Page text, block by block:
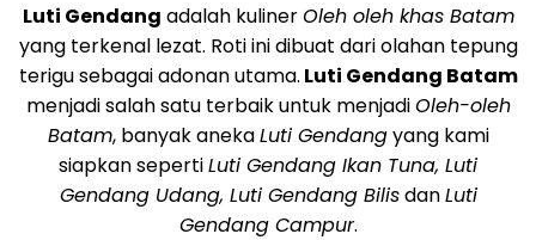
Luti Gendang adalah kulinerOleh oleh khas Batam
yang terkenal lezat. Roti ini dibuat dari olahan tepung
terigu sebagai adonan utama. Luti Gendang Batam
menjadi salah satu terbaik untuk menjadiOleh-oleh
Batam, banyak anekaLuti Gendangyang kami
siapkan sepertiLuti Gendang Ikan Tuna, Luti
Gendang Udang, Luti Gendang BilisdanLuti
Gendang Campur.